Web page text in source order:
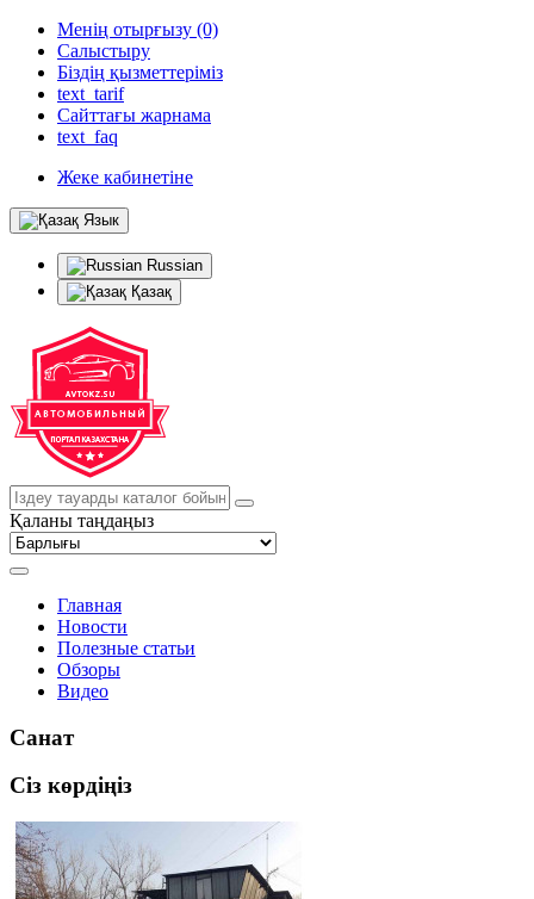
Менің отырғызу (0)
Салыстыру
Біздің қызметтеріміз
text_tarif
Сайттағы жарнама
text_faq
Жеке кабинетіне
Язык
Russian
Қазақ
Қаланы таңдаңыз
Главная
Новости
Полезные статьи
Обзоры
Видео
Санат
Сіз көрдіңіз